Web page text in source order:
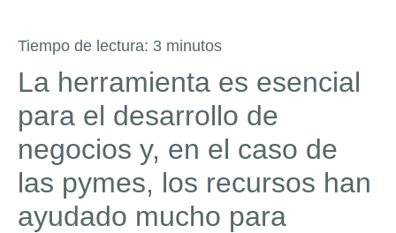
Tiempo de lectura: 3 minutos
La herramienta es esencial
para el desarrollo de
negocios y, en el caso de
las pymes, los recursos han
ayudado mucho para